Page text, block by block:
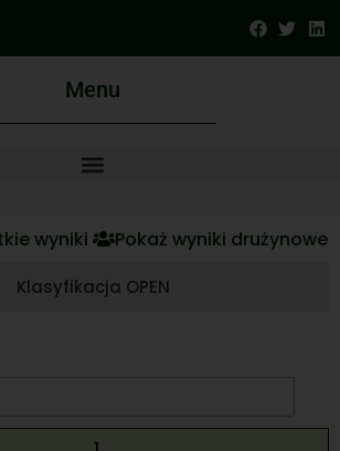
Menu
wyniki Pokaż wyniki drużynowe
Klasyfikacja OPEN